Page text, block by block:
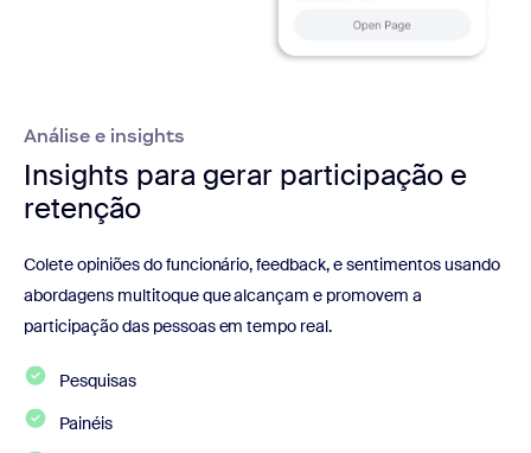
Análise e insights
Insights para gerar participação e
retenção
Colete opiniões do funcionário, feedback, e sentimentos usando
abordagens multitoque que alcançam e promovem a
participação das pessoas em tempo real.
Pesquisas
Painéis